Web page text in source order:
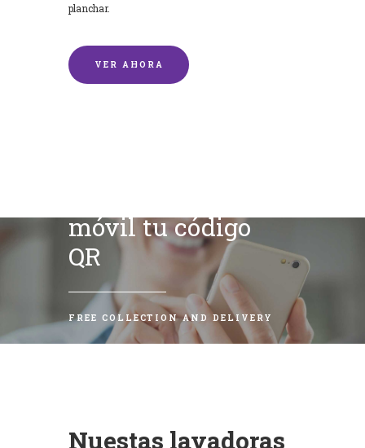
planchar.
VER AHORA
móvil tu código
QR
FREE COLLECTION AND DELIVERY
Nuestas lavadoras